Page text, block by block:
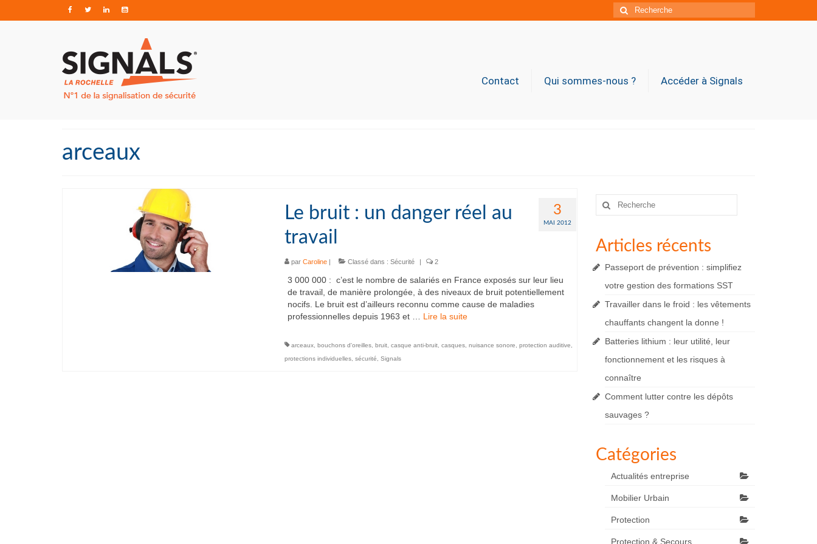
Rechercher
:
Contact Qui sommes-nous ? Accéder à Signals
arceaux
3
MAI 2012
Le bruit : un danger réel au
travail
par Caroline| Classé dans : Sécurité | 2
3 000 000 : c’est le nombre de salariés en France exposés sur leur lieu
de travail, de manière prolongée, à des niveaux de bruit potentiellement
nocifs. Le bruit est d’ailleurs reconnu comme cause de maladies
professionnelles depuis 1963 et … Lire la suite­­
arceaux, bouchons d'oreilles, bruit, casque anti-bruit, casques, nuisance sonore protection auditive
protections individuelles, sécurité Signals
Rechercher
Articles récents
Passeport de prévention : simplifiez
votre gestion des formations SST
Travailler dans le froid : les vêtements
chauffants changent la donne !
Batteries lithium : leur utilité, leur
fonctionnement et les risques à
connaître
Comment lutter contre les dépôts
sauvages ?
Catégories
Actualités entreprise
Mobilier Urbain
Protection
Protection & Secours